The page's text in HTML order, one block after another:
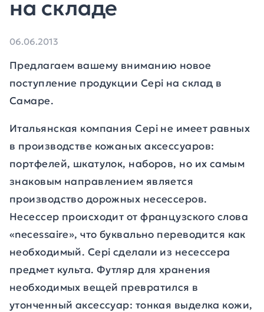
на складе
06.06.2013
Предлагаем вашему вниманию новое
поступление продукции Cepi на склад в
Самаре.
Итальянская компания Cepi не имеет равных
в производстве кожаных аксессуаров:
портфелей, шкатулок, наборов, но их самым
знаковым направлением является
производство дорожных несессеров.
Несессер происходит от французского слова
«necessaire», что буквально переводится как
необходимый. Сepi сделали из несессера
предмет культа. Футляр для хранения
необходимых вещей превратился в
утонченный аксессуар: тонкая выделка кожи,